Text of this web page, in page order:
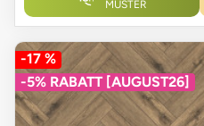
MUSTER
-17 %
-5% RABATT [AUGUST26]